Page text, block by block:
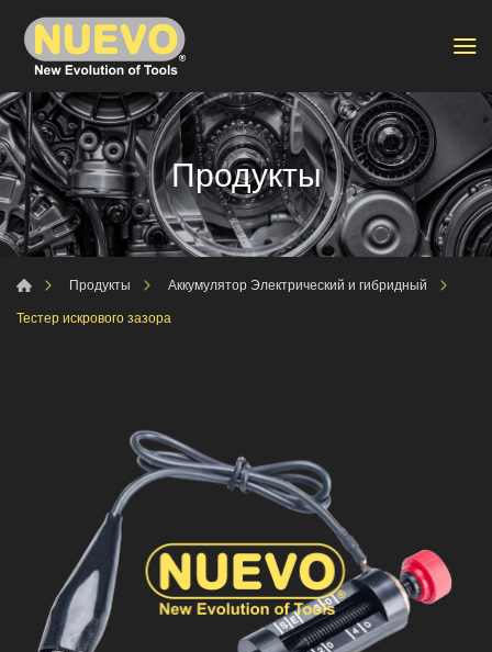
Продукты
Продукты
Аккумулятор Электрический и гибридный
Тестер искрового зазора